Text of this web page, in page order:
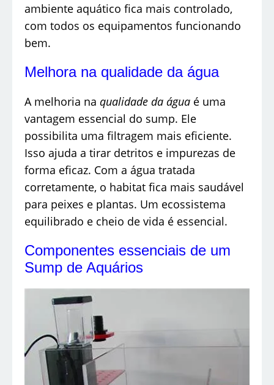
ambiente aquático fica mais controlado,
com todos os equipamentos funcionando
bem.
Melhora na qualidade da água
A melhoria na qualidade da água é uma
vantagem essencial do sump. Ele
possibilita uma filtragem mais eficiente.
Isso ajuda a tirar detritos e impurezas de
forma eficaz. Com a água tratada
corretamente, o habitat fica mais saudável
para peixes e plantas. Um ecossistema
equilibrado e cheio de vida é essencial.
Componentes essenciais de um
Sump de Aquários